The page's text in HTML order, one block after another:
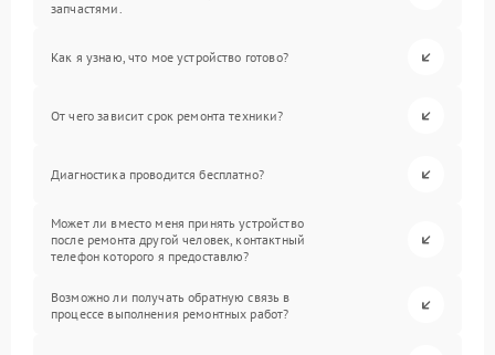
запчастями.
Как я узнаю, что мое устройство готово?
От чего зависит срок ремонта техники?
Диагностика проводится бесплатно?
Может ли вместо меня принять устройство
после ремонта другой человек, контактный
телефон которого я предоставлю?
Возможно ли получать обратную связь в
процессе выполнения ремонтных работ?